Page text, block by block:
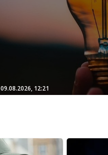
09.08.2026, 12:21